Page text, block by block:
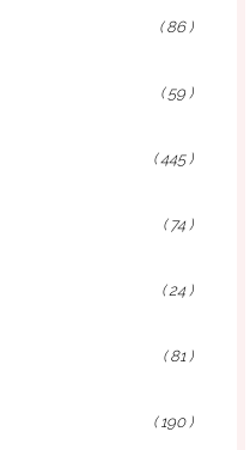
( 86 )
( 59 )
( 445 )
( 74 )
( 24 )
( 81 )
( 190 )